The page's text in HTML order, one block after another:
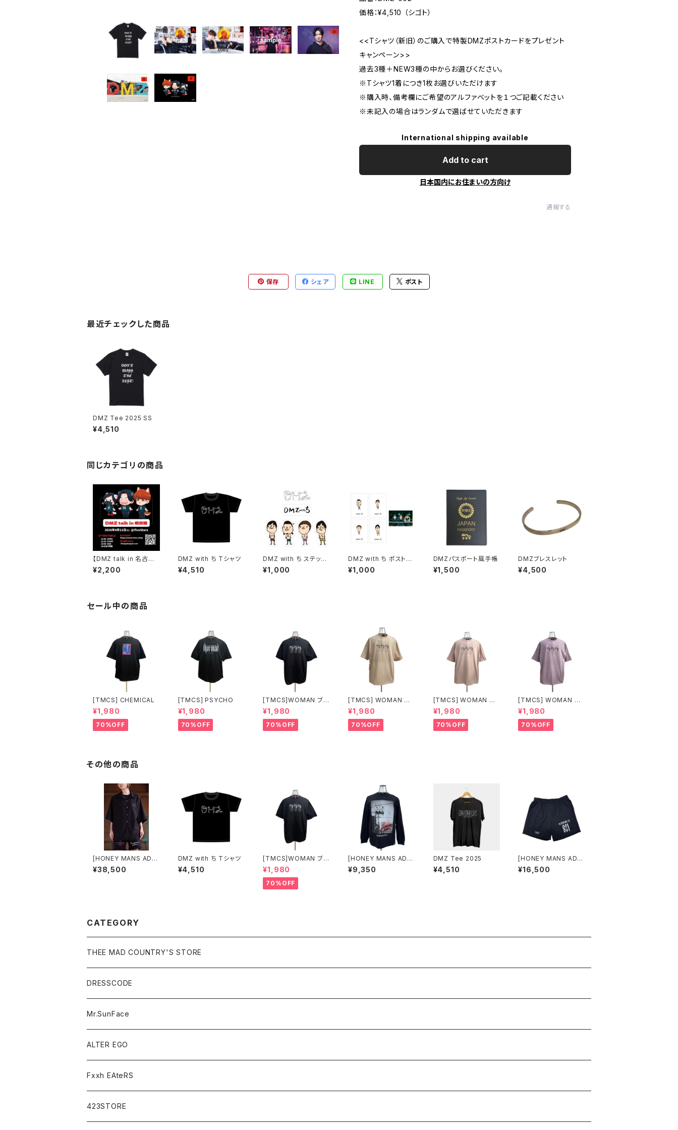
価格：¥4,510 （シゴト）
<<Tシャツ（新旧）のご購入で特製DMZポストカードをプレゼント
キャンペーン>>
過去3種＋NEW3種の中からお選びください。
※Tシャツ1着につき1枚お選びいただけます
※購入時、備考欄にご希望のアルファベットを１つご記載ください
※未記入の場合はランダムで選ばせていただきます
International shipping available
Add to cart
日本国内にお住まいの方向け
通報する
保存 シェア LINE ポスト
最近チェックした商品
DMZ Tee 2025 SS
¥4,510
同じカテゴリの商品
【DMZ talk in 名古屋】
チケット
¥2,200
DMZ with ち Tシャツ
¥4,510
DMZ with ち ステッカ
ーセット
¥1,000
DMZ with ち ポストカ
ードセット
¥1,000
DMZパスポート風手帳
¥1,500
DMZブレスレット
¥4,500
セール中の商品
[TMCS] CHEMICAL
¥1,980
70%OFF
[TMCS] PSYCHO
¥1,980
70%OFF
[TMCS]WOMAN ブラ
ック
¥1,980
70%OFF
[TMCS] WOMAN ベ
ージュ
¥1,980
70%OFF
[TMCS] WOMAN ピ
ンク
¥1,980
70%OFF
[TMCS] WOMAN パ
ープル
¥1,980
70%OFF
その他の商品
[HONEY MANS ADDI
CT] CATオープンカラ
ーシャツ
¥38,500
DMZ with ち Tシャツ
¥4,510
[TMCS]WOMAN ブラ
ック
¥1,980
70%OFF
[HONEY MANS ADDI
CT]HMA CAMP Phot
o L/S T INTERSECTI
¥9,350
DMZ Tee 2025
¥4,510
[HONEY MANS ADDI
CT]HMA sports pan
ts
¥16,500
CATEGORY
THEE MAD COUNTRY'S STORE
DRESSCODE
Mr.SunFace
ALTER EGO
Fxxh EAteRS
423STORE